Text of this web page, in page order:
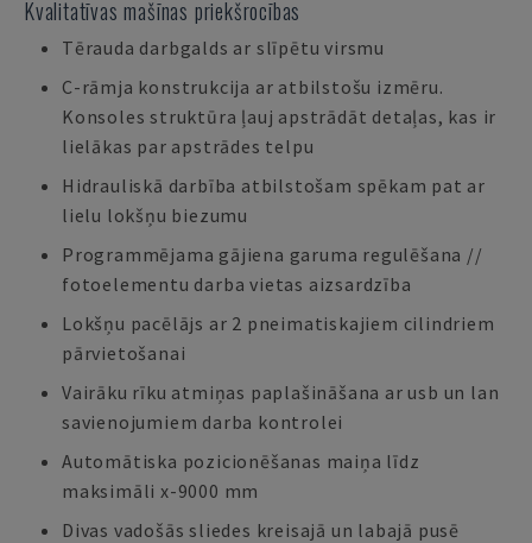
Kvalitatīvas mašīnas priekšrocības
Tērauda darbgalds ar slīpētu virsmu
C-rāmja konstrukcija ar atbilstošu izmēru.
Konsoles struktūra ļauj apstrādāt detaļas, kas ir
lielākas par apstrādes telpu
Hidrauliskā darbība atbilstošam spēkam pat ar
lielu lokšņu biezumu
Programmējama gājiena garuma regulēšana //
fotoelementu darba vietas aizsardzība
Lokšņu pacēlājs ar 2 pneimatiskajiem cilindriem
pārvietošanai
Vairāku rīku atmiņas paplašināšana ar usb un lan
savienojumiem darba kontrolei
Automātiska pozicionēšanas maiņa līdz
maksimāli x-9000 mm
Divas vadošās sliedes kreisajā un labajā pusē